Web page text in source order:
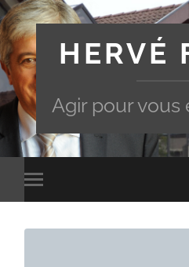
HERVÉ
Agir pour vous
Toggle
mobile